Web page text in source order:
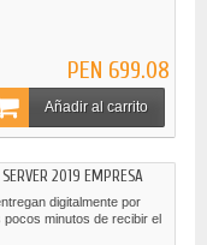
PEN 699.08
Añadir al carrito
SERVER 2019 EMPRESA
digitalmente por
minutos de recibir el